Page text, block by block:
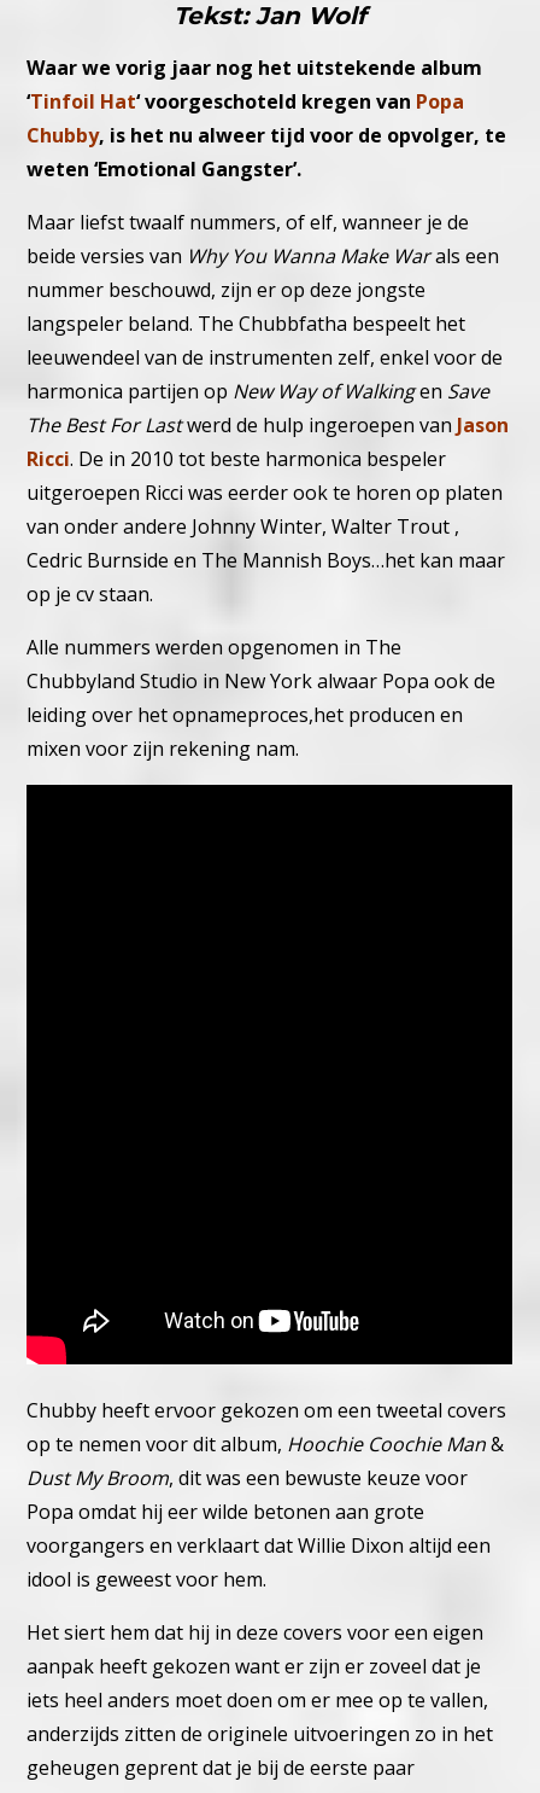
Tekst: Jan Wolf
Waar we vorig jaar nog het uitstekende album
‘Tinfoil Hat‘ voorgeschoteld kregen van Popa
Chubby, is het nu alweer tijd voor de opvolger, te
weten ‘Emotional Gangster’.
Maar liefst twaalf nummers, of elf, wanneer je de
beide versies van Why You Wanna Make Warals een
nummer beschouwd, zijn er op deze jongste
langspeler beland. The Chubbfatha bespeelt het
leeuwendeel van de instrumenten zelf, enkel voor de
harmonica partijen op New Way of Walkingen Save
The Best For Lastwerd de hulp ingeroepen van Jason
Ricci. De in 2010 tot beste harmonica bespeler
uitgeroepen Ricci was eerder ook te horen op platen
van onder andere Johnny Winter, Walter Trout ,
Cedric Burnside en The Mannish Boys…het kan maar
op je cv staan.
Alle nummers werden opgenomen in The
Chubbyland Studio in New York alwaar Popa ook de
leiding over het opnameproces,het producen en
mixen voor zijn rekening nam.
Chubby heeft ervoor gekozen om een tweetal covers
op te nemen voor dit album, Hoochie Coochie Man&
Dust My Broom, dit was een bewuste keuze voor
Popa omdat hij eer wilde betonen aan grote
voorgangers en verklaart dat Willie Dixon altijd een
idool is geweest voor hem.
Het siert hem dat hij in deze covers voor een eigen
aanpak heeft gekozen want er zijn er zoveel dat je
iets heel anders moet doen om er mee op te vallen,
anderzijds zitten de originele uitvoeringen zo in het
geheugen geprent dat je bij de eerste paar